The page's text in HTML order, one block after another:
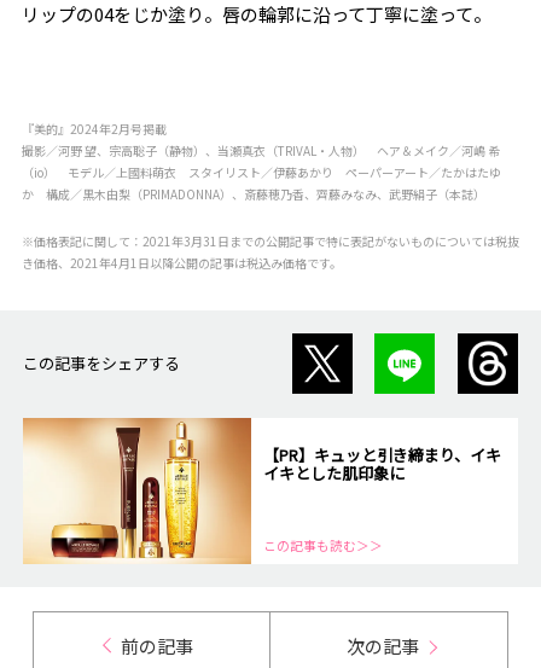
リップの04をじか塗り。唇の輪郭に沿って丁寧に塗って。
『美的』2024年2月号掲載
撮影／河野 望、宗高聡子（静物）、当瀬真衣（TRIVAL・人物） ヘア＆メイク／河嶋 希
（io） モデル／上國料萌衣 スタイリスト／伊藤あかり ペーパーアート／たかはたゆ
か 構成／黒木由梨（PRIMADONNA）、斎藤穂乃香、齊藤みなみ、武野絹子（本誌）
※価格表記に関して：2021年3月31日までの公開記事で特に表記がないものについては税抜
き価格、2021年4月1日以降公開の記事は税込み価格です。
この記事をシェアする
【PR】キュッと引き締まり、イキ
イキとした肌印象に
この記事も読む＞＞
前の記事 次の記事